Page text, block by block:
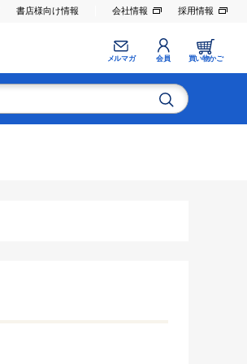
書店様向け情報 会社情報 採用情報
メルマガ 会員 買い物かご